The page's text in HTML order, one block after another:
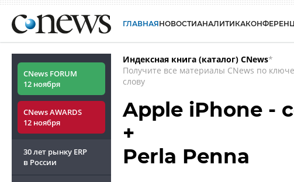
ГЛАВНАЯНОВОСТИАНАЛИТИКА
CNews FORUM
12 ноября
CNews AWARDS
12 ноября
30 лет рынку ERP
в России
Индексная книга (каталог) CNews*
Получите все материалы CNews по
слову
Apple iPhone -
+
Perla Penna